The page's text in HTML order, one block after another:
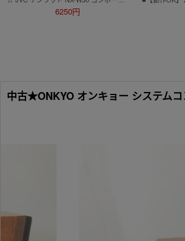
6250円
中古★ONKYO オンキョー システム